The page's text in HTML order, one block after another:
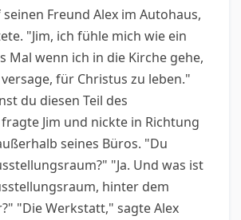
seinen Freund Alex im Autohaus,
"Jim, ich fühle mich wie ein
Mal wenn ich in die Kirche gehe,
für Christus zu leben."
du diesen Teil des
Jim und nickte in Richtung
seines Büros. "Du
"Ja. Und was ist
hinter dem
"Die Werkstatt," sagte Alex